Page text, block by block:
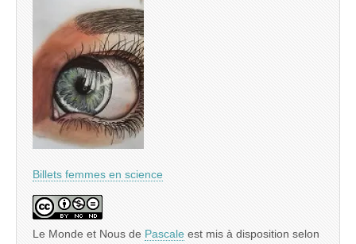
Billets femmes en science
Le Monde et Nous de Pascale est mis à disposition selon